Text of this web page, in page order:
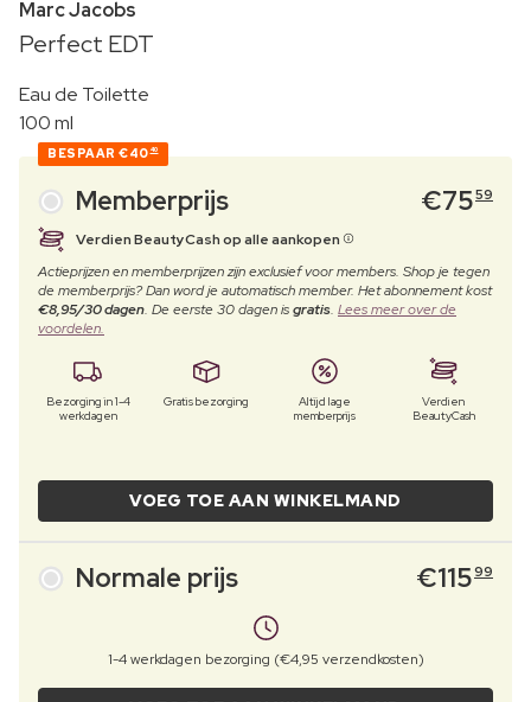
Marc Jacobs
Perfect EDT
Eau de Toilette
100 ml
BESPAAR €40 40
Memberprijs €7559
Verdien BeautyCash op alle aankopen
Actieprijzen en memberprijzen zijn exclusief voor members. Shop je tegen
de memberprijs? Dan word je automatisch member. Het abonnement kost
€8,95/30 dagen. De eerste 30 dagen isgratis. Lees meer over de
voordelen.
Bezorging in 1-4
werkdagen
Gratis bezorging
Altijd lage
memberprijs
Verdien
BeautyCash
VOEG TOE AAN WINKELMAND
Normale prijs €11599
1-4 werkdagen bezorging (€4,95 verzendkosten)